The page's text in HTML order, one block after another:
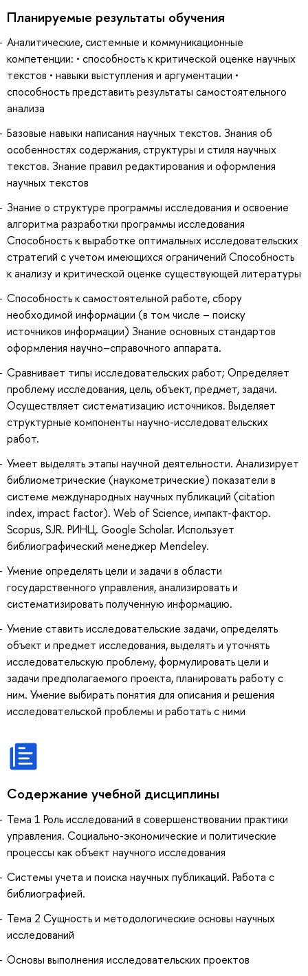
Планируемые результаты обучения
Аналитические, системные и коммуникационные
компетенции: • способность к критической оценке научных
текстов • навыки выступления и аргументации •
способность представить результаты самостоятельного
анализа
Базовые навыки написания научных текстов. Знания об
особенностях содержания, структуры и стиля научных
текстов. Знание правил редактирования и оформления
научных текстов
Знание о структуре программы исследования и освоение
алгоритма разработки программы исследования
Способность к выработке оптимальных исследовательских
стратегий с учетом имеющихся ограничений Способность
к анализу и критической оценке существующей литературы
Способность к самостоятельной работе, сбору
необходимой информации (в том числе – поиску
источников информации) Знание основных стандартов
оформления научно–справочного аппарата.
Сравнивает типы исследовательских работ; Определяет
проблему исследования, цель, объект, предмет, задачи.
Осуществляет систематизацию источников. Выделяет
структурные компоненты научно-исследовательских
работ.
Умеет выделять этапы научной деятельности. Анализирует
библиометрические (наукометрические) показатели в
системе международных научных публикаций (citation
index, impact factor). Web of Science, импакт-фактор.
Scopus, SJR. РИНЦ. Google Scholar. Использует
библиографический менеджер Mendeley.
Умение определять цели и задачи в области
государственного управления, анализировать и
систематизировать полученную информацию.
Умение ставить исследовательские задачи, определять
объект и предмет исследования, выделять и уточнять
исследовательскую проблему, формулировать цели и
задачи предполагаемого проекта, планировать работу с
ним. Умение выбирать понятия для описания и решения
исследовательской проблемы и работать с ними
Содержание учебной дисциплины
Тема 1 Роль исследований в совершенствовании практики
управления. Социально-экономические и политические
процессы как объект научного исследования
Системы учета и поиска научных публикаций. Работа с
библиографией.
Тема 2 Сущность и методологические основы научных
исследований
Основы выполнения исследовательских проектов